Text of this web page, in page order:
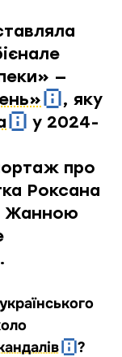
—
, яку
у 2024-
про
Роксана
Жанною
?